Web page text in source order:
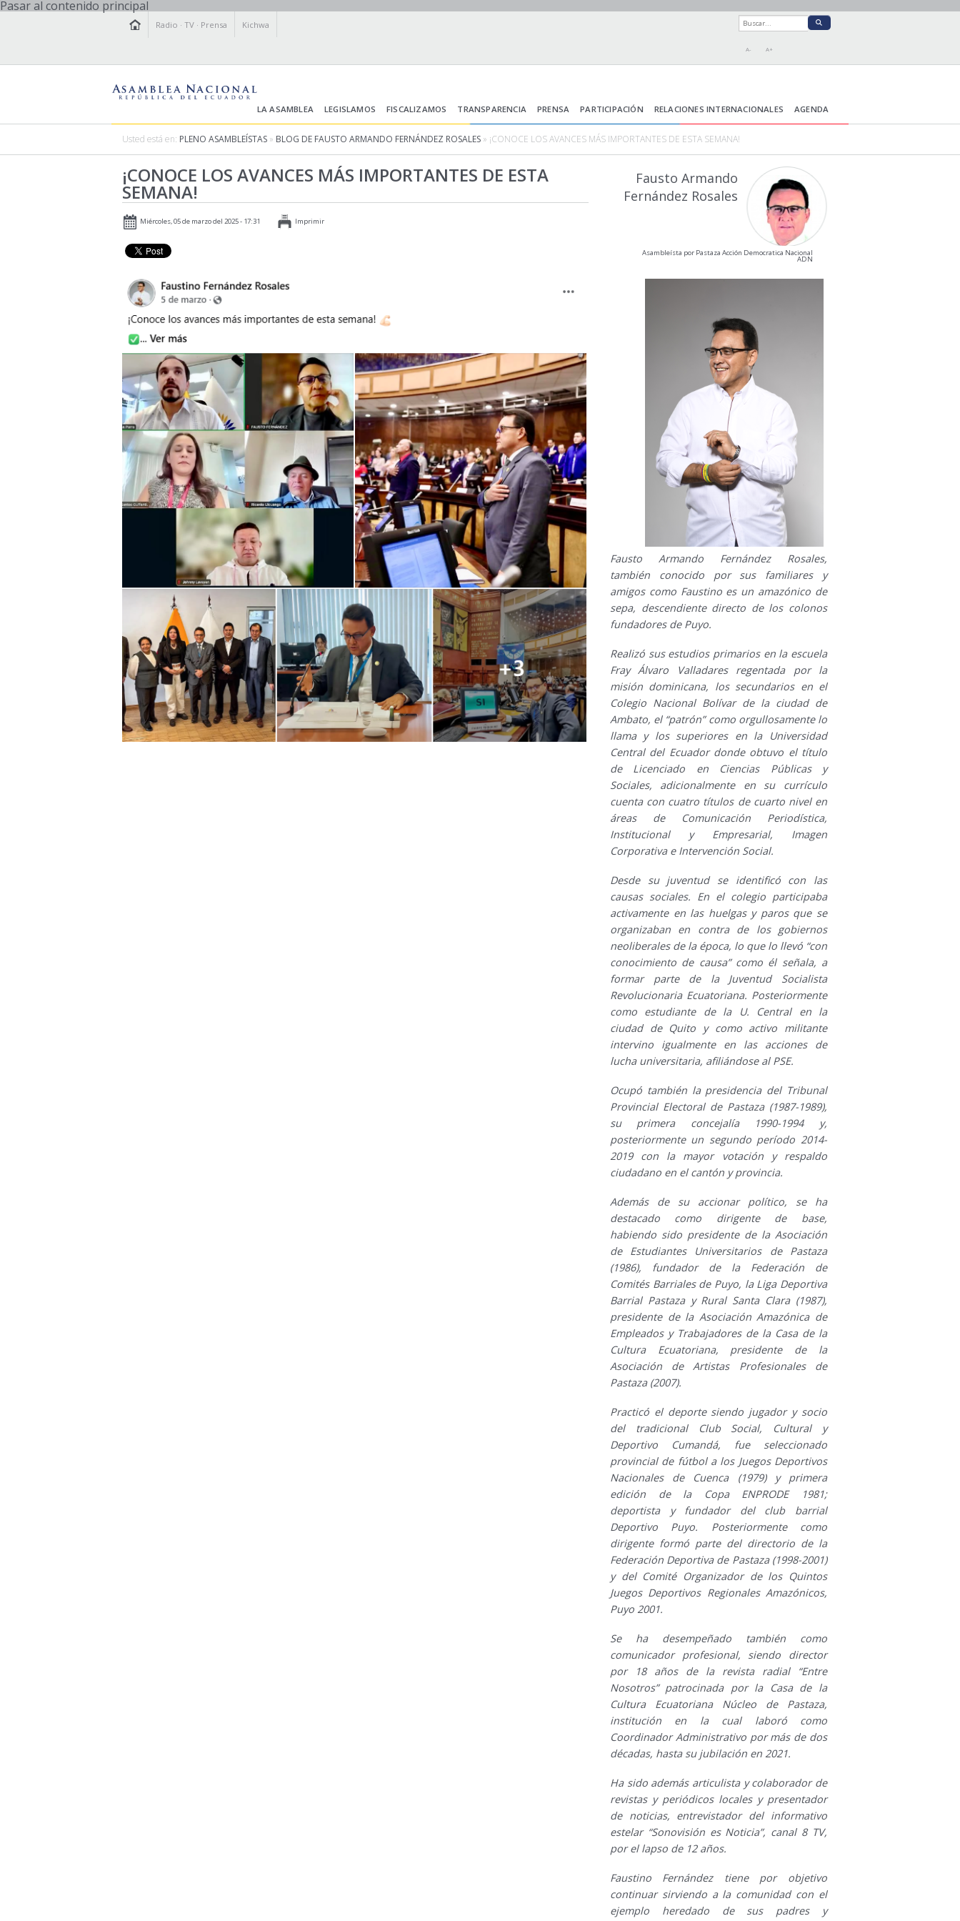
Pasar al contenido principal
Radio ·TV · Prensa Kichwa
A- A+
LA ASAMBLEA LEGISLAMOS FISCALIZAMOS TRANSPARENCIA PRENSA PARTICIPACIÓN RELACIONES INTERNACIONALES AGENDA
Usted está en: PLENO ASAMBLEÍSTAS » BLOG DE FAUSTO ARMANDO FERNÁNDEZ ROSALES » ¡CONOCE LOS AVANCES MÁS IMPORTANTES DE ESTA SEMANA!
¡CONOCE LOS AVANCES MÁS IMPORTANTES DE ESTA
SEMANA!
Miércoles, 05 de marzo del 2025 - 17:31 Imprimir
Fausto Armando
Fernández Rosales
Asambleísta por Pastaza Acción Democratica Nacional
ADN
Fausto Armando Fernández Rosales,
también conocido por sus familiares y
amigos como Faustino es un amazónico de
sepa, descendiente directo de los colonos
fundadores de Puyo.
Realizó sus estudios primarios en la escuela
Fray Álvaro Valladares regentada por la
misión dominicana, los secundarios en el
Colegio Nacional Bolívar de la ciudad de
Ambato, el “patrón” como orgullosamente lo
llama y los superiores en la Universidad
Central del Ecuador donde obtuvo el título
de Licenciado en Ciencias Públicas y
Sociales, adicionalmente en su currículo
cuenta con cuatro títulos de cuarto nivel en
áreas de Comunicación Periodística,
Institucional y Empresarial, Imagen
Corporativa e Intervención Social.
Desde su juventud se identificó con las
causas sociales. En el colegio participaba
activamente en las huelgas y paros que se
organizaban en contra de los gobiernos
neoliberales de la época, lo que lo llevó “con
conocimiento de causa” como él señala, a
formar parte de la Juventud Socialista
Revolucionaria Ecuatoriana. Posteriormente
como estudiante de la U. Central en la
ciudad de Quito y como activo militante
intervino igualmente en las acciones de
lucha universitaria, afiliándose al PSE.
Ocupó también la presidencia del Tribunal
Provincial Electoral de Pastaza (1987-1989),
su primera concejalía 1990-1994 y,
posteriormente un segundo período 2014-
2019 con la mayor votación y respaldo
ciudadano en el cantón y provincia.
Además de su accionar político, se ha
destacado como dirigente de base,
habiendo sido presidente de la Asociación
de Estudiantes Universitarios de Pastaza
(1986), fundador de la Federación de
Comités Barriales de Puyo, la Liga Deportiva
Barrial Pastaza y Rural Santa Clara (1987),
presidente de la Asociación Amazónica de
Empleados y Trabajadores de la Casa de la
Cultura Ecuatoriana, presidente de la
Asociación de Artistas Profesionales de
Pastaza (2007).
Practicó el deporte siendo jugador y socio
del tradicional Club Social, Cultural y
Deportivo Cumandá, fue seleccionado
provincial de fútbol a los Juegos Deportivos
Nacionales de Cuenca (1979) y primera
edición de la Copa ENPRODE 1981;
deportista y fundador del club barrial
Deportivo Puyo. Posteriormente como
dirigente formó parte del directorio de la
Federación Deportiva de Pastaza (1998-2001)
y del Comité Organizador de los Quintos
Juegos Deportivos Regionales Amazónicos,
Puyo 2001.
Se ha desempeñado también como
comunicador profesional, siendo director
por 18 años de la revista radial “Entre
Nosotros” patrocinada por la Casa de la
Cultura Ecuatoriana Núcleo de Pastaza,
institución en la cual laboró como
Coordinador Administrativo por más de dos
décadas, hasta su jubilación en 2021.
Ha sido además articulista y colaborador de
revistas y periódicos locales y presentador
de noticias, entrevistador del informativo
estelar “Sonovisión es Noticia”, canal 8 TV,
por el lapso de 12 años.
Faustino Fernández tiene por objetivo
continuar sirviendo a la comunidad con el
ejemplo heredado de sus padres y